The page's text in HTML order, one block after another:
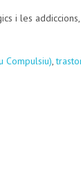
i les addiccions,
Compulsiu),